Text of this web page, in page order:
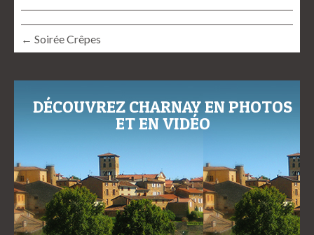
← Soirée Crêpes
DÉCOUVREZ CHARNAY EN PHOTOS
ET EN VIDÉO